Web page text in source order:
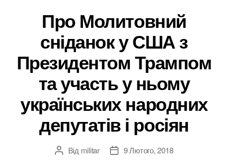
Про Молитовний
сніданок у США з
Президентом Трампом
та участь у ньому
українських народних
депутатів і росіян
Автор
Від militar
Дата9 Лютого, 2018